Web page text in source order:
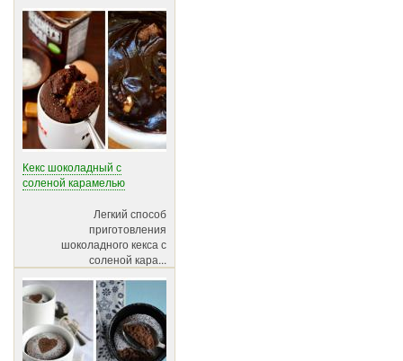
Кекс шоколадный с
соленой карамелью
Легкий способ
приготовления
шоколадного кекса с
соленой кара...